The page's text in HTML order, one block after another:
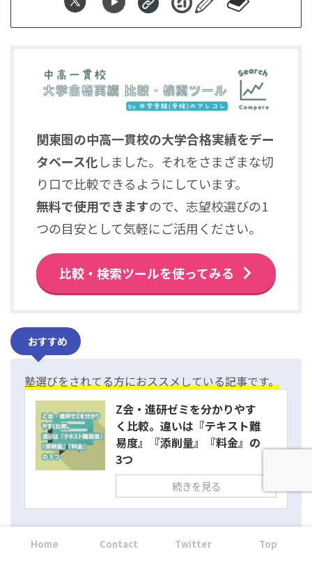
関東圏の中高一貫校の大学合格実績をデー
タベース化しました。それをさまざまな切
り口で比較できるようにしています。
無料で使用できますので、志望校選びの1
つの目安として気軽にご活用ください。
比較・検索ツールを使ってみる
おすすめ
塾選びをされてる方におススメしている記事です。
Z会・進研ゼミを分かりやす
く比較。違いは『テキスト難
易度』『添削量』『料金』の
3つ
続きを見る
Home Contact Twitter Top